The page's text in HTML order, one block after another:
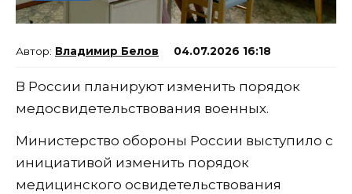
Владимир Белов 04.07.2026 16:18
В России планируют изменить порядок
медосвидетельствования военных.
Министерство обороны России выступило с
инициативой изменить порядок
медицинского освидетельствования